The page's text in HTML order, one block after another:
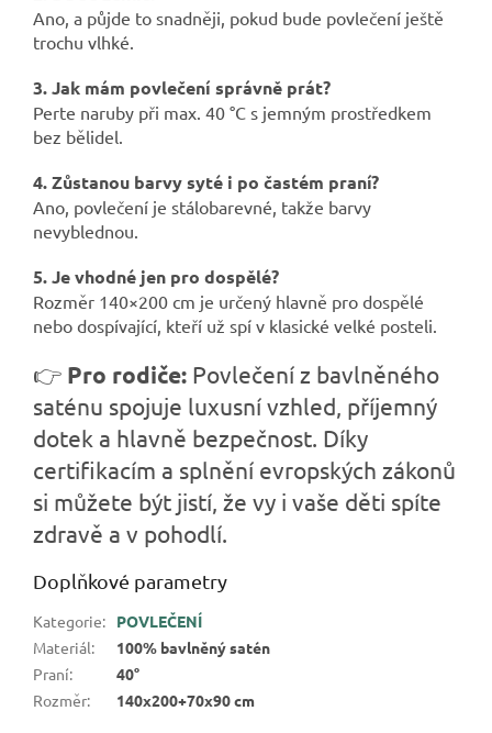
Ano, a půjde to snadněji, pokud bude povlečení ještě
trochu vlhké.
3. Jak mám povlečení správně prát?
Perte naruby při max. 40 °C s jemným prostředkem
bez bělidel.
4. Zůstanou barvy syté i po častém praní?
Ano, povlečení je stálobarevné, takže barvy
nevyblednou.
5. Je vhodné jen pro dospělé?
Rozměr 140×200 cm je určený hlavně pro dospělé
nebo dospívající, kteří už spí v klasické velké posteli.
👉 Pro rodiče: Povlečení z bavlněného
saténu spojuje luxusní vzhled, příjemný
dotek a hlavně bezpečnost. Díky
certifikacím a splnění evropských zákonů
si můžete být jistí, že vy i vaše děti spíte
zdravě a v pohodlí.
Doplňkové parametry
Kategorie:
POVLEČENÍ
Materiál:
100% bavlněný satén
Praní:
40°
Rozměr: 140x200+70x90 cm